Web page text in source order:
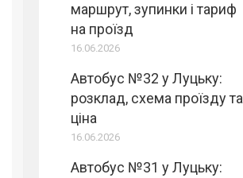
маршрут, зупинки і тариф
на проїзд
16.06.2026
Автобус №32 у Луцьку:
розклад, схема проїзду та
ціна
16.06.2026
Автобус №31 у Луцьку: